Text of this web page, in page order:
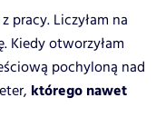
pracy. Liczyłam na
Kiedy otworzyłam
pochyloną nad
którego nawet